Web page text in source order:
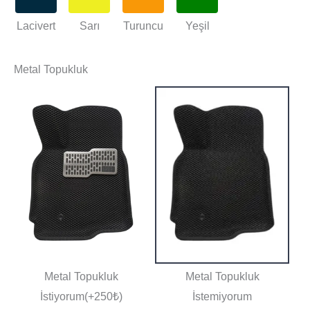
Lacivert Sarı Turuncu Yeşil
Metal Topukluk
Metal Topukluk
İstiyorum(+250₺)
Metal Topukluk
İstemiyorum